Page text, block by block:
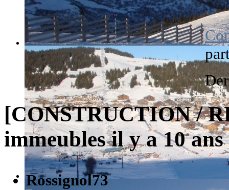
[CONSTRUCTION /
immeublesil y a 10
Rossignol73